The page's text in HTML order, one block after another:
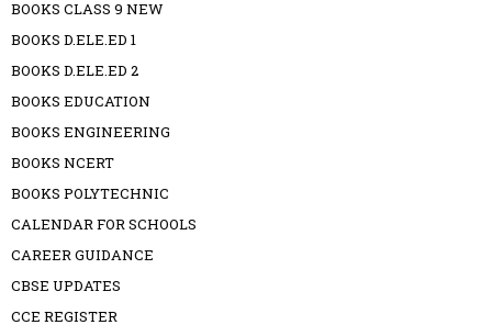
BOOKS CLASS 9 NEW
BOOKS D.ELE.ED 1
BOOKS D.ELE.ED 2
BOOKS EDUCATION
BOOKS ENGINEERING
BOOKS NCERT
BOOKS POLYTECHNIC
CALENDAR FOR SCHOOLS
CAREER GUIDANCE
CBSE UPDATES
CCE REGISTER